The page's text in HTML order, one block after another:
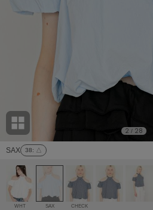
ョン雑貨 (865)
/ランジェリー (127)
ェア (121)
adidas by Stella McCartney
ALLISON BROWN
アリソンブラウン
アマブロ
Ame no chi Hare
アメノチハレ
AMOMMA
アモマ
ánuans
アニュアンス
SAX 38: △
2 / 28
WHT SAX CHECK